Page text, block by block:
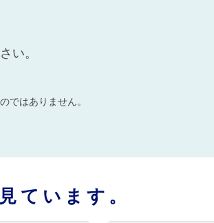
い。
ではありません。
ています。